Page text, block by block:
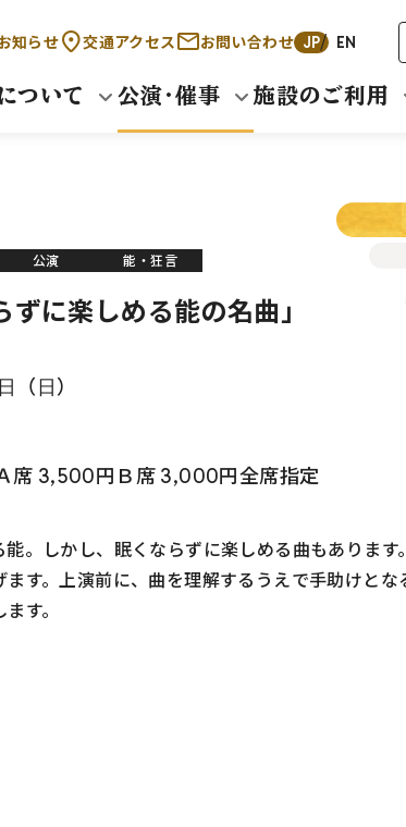
知らせ 交通アクセス お問い合わせ JP EN
ついて 公演・催事 施設のご利用
公演 能・狂言
に楽しめる能の名曲」
日 （日）
席 3,500円Ｂ席 3,000円全席指定
。しかし、眠くならずに楽しめる曲もあります
す。上演前に、曲を理解するうえで手助けと
す。